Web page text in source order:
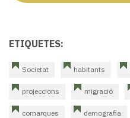
ETIQUETES:
Societat habitants
projeccions migració
comarques demografia